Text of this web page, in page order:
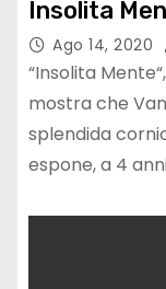
Insolita
Ago 14, 2020
“Insolita
mostra che
splendida
espone, a 4